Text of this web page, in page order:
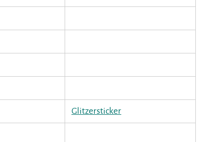
Glitzersticker